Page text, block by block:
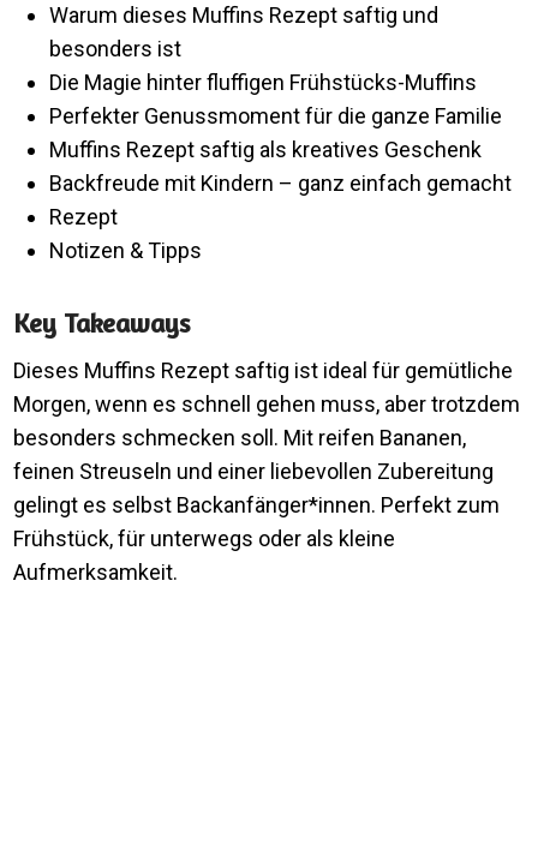
Warum dieses Muffins Rezept saftig und
besonders ist
Die Magie hinter fluffigen Frühstücks-Muffins
Perfekter Genussmoment für die ganze Familie
Muffins Rezept saftig als kreatives Geschenk
Backfreude mit Kindern – ganz einfach gemacht
Rezept
Notizen & Tipps
Key Takeaways
Dieses Muffins Rezept saftig ist ideal für gemütliche
Morgen, wenn es schnell gehen muss, aber trotzdem
besonders schmecken soll. Mit reifen Bananen,
feinen Streuseln und einer liebevollen Zubereitung
gelingt es selbst Backanfänger*innen. Perfekt zum
Frühstück, für unterwegs oder als kleine
Aufmerksamkeit.